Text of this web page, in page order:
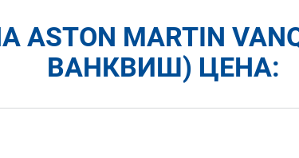
MARTIN
ВАНКВИШ) ЦЕНА: